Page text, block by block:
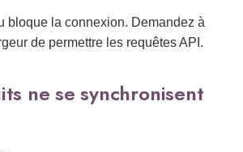
bloque la connexion. Demandez à
de permettre les requêtes API.
ne se synchronisent